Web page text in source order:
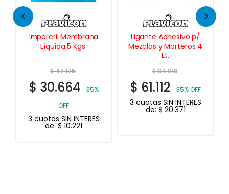
Impercril Membrana
Líquida 5 Kgs.
$47.175
$ 30.664
35%
OFF
3 cuotas SIN INTERES
de: $ 10.221
Ligante Adhesivo p/
Mezclas y Morteros 4
Lt.
$94.018
$ 61.112 35% OFF
3 cuotas SIN INTERES
de: $ 20.371